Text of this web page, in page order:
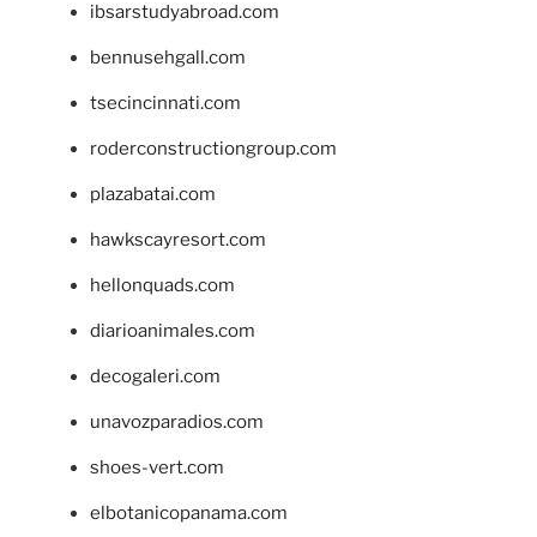
ibsarstudyabroad.com
bennusehgall.com
tsecincinnati.com
roderconstructiongroup.com
plazabatai.com
hawkscayresort.com
hellonquads.com
diarioanimales.com
decogaleri.com
unavozparadios.com
shoes-vert.com
elbotanicopanama.com